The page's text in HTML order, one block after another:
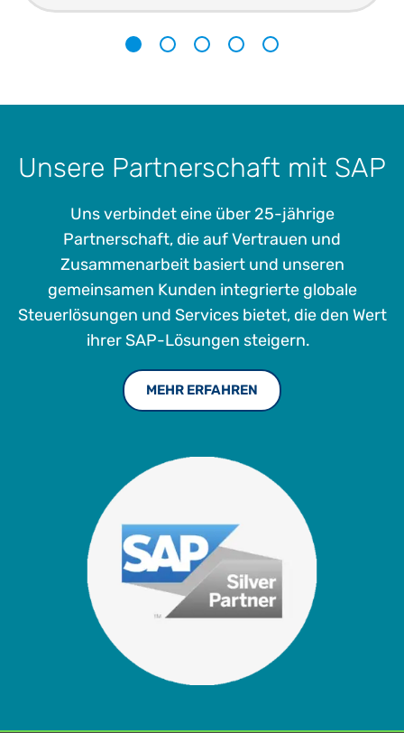
Unsere Partnerschaft mit SAP
Uns verbindet eine über 25-jährige
Partnerschaft, die auf Vertrauen und
Zusammenarbeit basiert und unseren
gemeinsamen Kunden integrierte globale
Steuerlösungen und Services bietet, die den Wert
ihrer SAP-Lösungen steigern.
MEHR ERFAHREN